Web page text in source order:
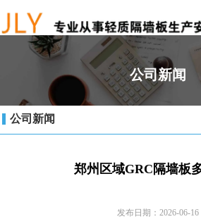
公司新闻
公司新闻
郑州区域GRC隔墙板
发布日期：2026-06-16